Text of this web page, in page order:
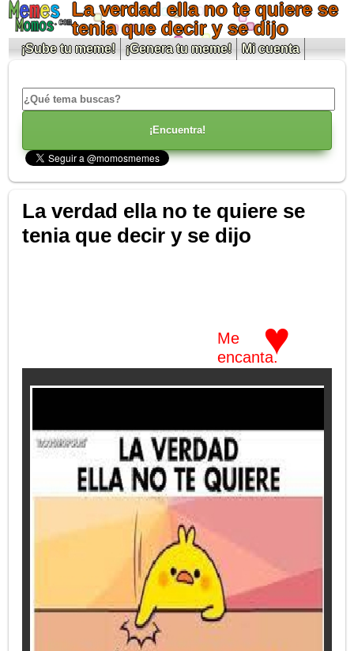
La verdad ella no te quiere se
tenia que decir y se dijo
¡Sube tu meme! ¡Genera tu meme! Mi cuenta
La verdad ella no te quiere se
tenia que decir y se dijo
♥
Me
encanta.